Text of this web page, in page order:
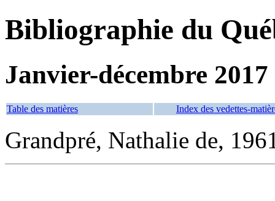
Bibliographie du
Janvier-décembre 2017
Table des matières Index des vedettes-
Grandpré, Nathalie de,